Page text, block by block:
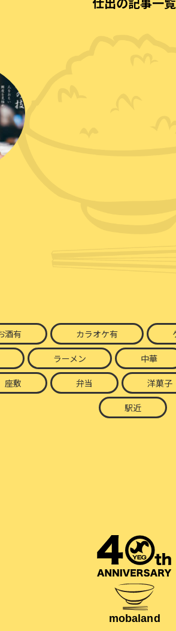
酒有 カラオケ有
ラーメン 中華
座敷 弁当 洋菓子
駅近